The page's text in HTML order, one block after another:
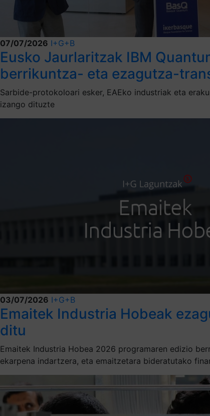
07/07/2026 I+G+B
Eusko Jaurlaritzak IBM
berrikuntza- eta ezagutza-
Sarbide-protokoloari esker, EAEko industriak eta
izango dituzte
03/07/2026 I+G+B
Emaitek Industria Hobeak
ditu
Emaitek Industria Hobea 2026 programaren edizio
ekarpena indartzera, eta emaitzetara bideratutako